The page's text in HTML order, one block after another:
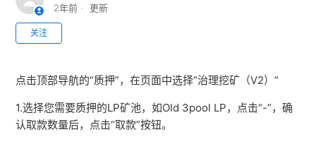
2年前 更新
关注
点击顶部导航的“质押”，在页面中选择“治理挖矿（V2）”
1.选择您需要质押的LP矿池，如Old 3pool LP，点击“-”，确
认取款数量后，点击“取款”按钮。